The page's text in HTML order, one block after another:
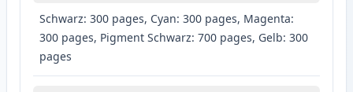
Schwarz: 300 pages, Cyan: 300 pages, Magenta:
300 pages, Pigment Schwarz: 700 pages, Gelb: 300
pages